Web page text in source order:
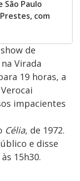
São Paulo
com
de
Virada
19 horas, a
impacientes
Célia, de 1972.
e disse
15h30.